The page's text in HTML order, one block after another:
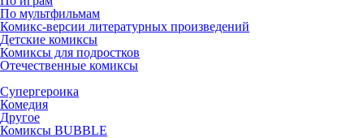
По мультфильмам
Комикс-версии литературных произведений
Детские комиксы
Комиксы для подростков
Отечественные комиксы
Супергероика
Комедия
Другое
Комиксы BUBBLE